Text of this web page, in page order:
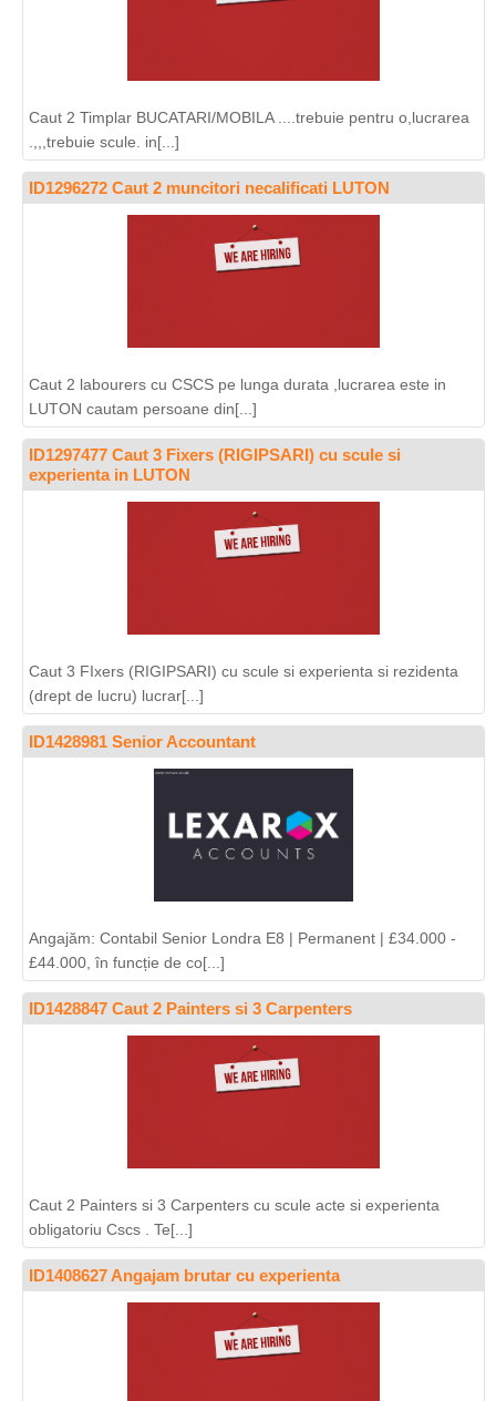
Caut 2 Timplar BUCATARI/MOBILA ....trebuie pentru o,lucrarea
.,,,trebuie scule. in[...]
ID1296272 Caut 2 muncitori necalificati LUTON
Caut 2 labourers cu CSCS pe lunga durata ,lucrarea este in
LUTON cautam persoane din[...]
ID1297477 Caut 3 Fixers (RIGIPSARI) cu scule si
experienta in LUTON
Caut 3 FIxers (RIGIPSARI) cu scule si experienta si rezidenta
(drept de lucru) lucrar[...]
ID1428981 Senior Accountant
Angajăm: Contabil Senior Londra E8 | Permanent | £34.000 -
£44.000, în funcție de co[...]
ID1428847 Caut 2 Painters si 3 Carpenters
Caut 2 Painters si 3 Carpenters cu scule acte si experienta
obligatoriu Cscs . Te[...]
ID1408627 Angajam brutar cu experienta